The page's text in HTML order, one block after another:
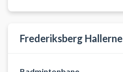
senest to timer før start.
Frederiksberg Hallerne